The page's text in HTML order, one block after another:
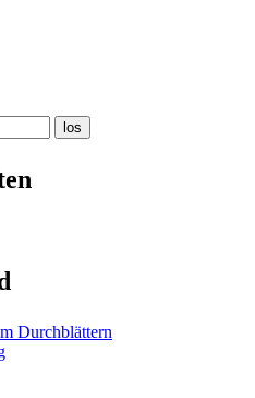
los
Durchblättern